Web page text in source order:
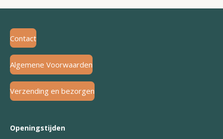
Contact
Algemene Voorwaarden
Verzending en bezorgen
Openingstijden